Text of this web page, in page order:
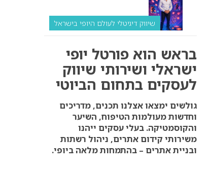
שיווק דיגיטלי לעולם היופי בישראל
ולמה העסק שלך צריך
שיווק דיגיטלי לעסקים
קידום ל‑AI לעומת קידום
רגיל: איפה הכסף נמצא
באמת?
שיווק דיגיטלי לעסקים
בראש הוא פורטל יופי
ישראלי ושירותי שיווק
לעסקים בתחום הביוטי
גולשים ימצאו אצלנו תכנים, מדריכים
וחדשות מעולמות הטיפוח, השיער
והקוסמטיקה. בעלי עסקים ייהנו
משירותי קידום אתרים, ניהול רשתות
ובניית אתרים – בהתמחות מלאה ביופי.